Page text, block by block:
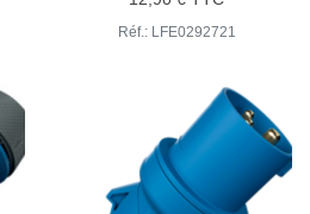
Réf.: LFE0292721